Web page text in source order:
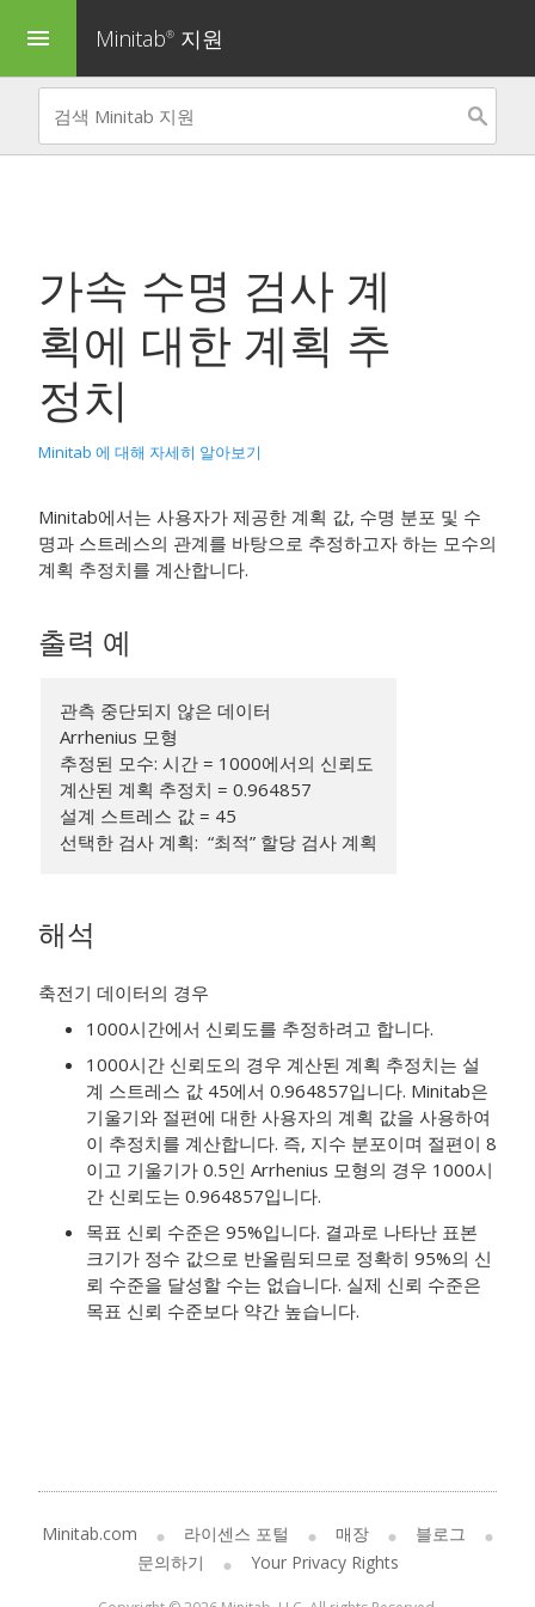
menu Minitab® 지원
가속 수명 검사 계
획에 대한 계획 추
정치
Minitab 에 대해 자세히 알아보기
Minitab에서는 사용자가 제공한 계획 값, 수명 분포 및 수
명과 스트레스의 관계를 바탕으로 추정하고자 하는 모수의
계획 추정치를 계산합니다.
출력 예
관측 중단되지 않은 데이터
Arrhenius 모형
추정된 모수: 시간 = 1000에서의 신뢰도
계산된 계획 추정치 = 0.964857
설계 스트레스 값 = 45
선택한 검사 계획: “최적” 할당 검사 계획
해석
축전기 데이터의 경우
1000시간에서 신뢰도를 추정하려고 합니다.
1000시간 신뢰도의 경우 계산된 계획 추정치는 설
계 스트레스 값 45에서 0.964857입니다. Minitab은
기울기와 절편에 대한 사용자의 계획 값을 사용하여
이 추정치를 계산합니다. 즉, 지수 분포이며 절편이 8
이고 기울기가 0.5인 Arrhenius 모형의 경우 1000시
간 신뢰도는 0.964857입니다.
목표 신뢰 수준은 95%입니다. 결과로 나타난 표본
크기가 정수 값으로 반올림되므로 정확히 95%의 신
뢰 수준을 달성할 수는 없습니다. 실제 신뢰 수준은
목표 신뢰 수준보다 약간 높습니다.
Minitab.com 라이센스 포털 매장
블로그
문의하기
Your Privacy Rights